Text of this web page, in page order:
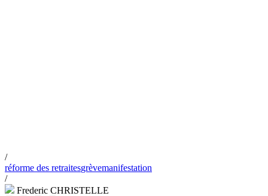
/
réforme des retraitesgrèvemanifestation
/
Frederic CHRISTELLE